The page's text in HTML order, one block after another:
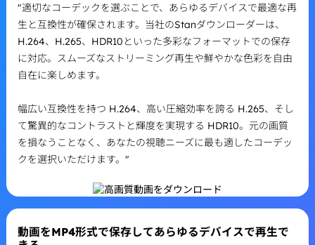
"適切なコーデックを選ぶことで、あらゆるデバイスで最適な再
生と互換性が確保されます。当社のStanダウンローダーは、
H.264、H.265、HDR10といった多彩なフォーマットでの保存
に対応。スムーズなストリーミング再生や鮮やかな色彩を自由
自在に楽しめます。
幅広い互換性を持つ H.264、高い圧縮効率を誇る H.265、そし
て驚異的なコントラストと輝度を実現する HDR10。元の画質
を損なうことなく、あなたの視聴ニーズに最も適したコーデッ
クを選択いただけます。"
動画をMP4形式で保存してあらゆるデバイスで再生で